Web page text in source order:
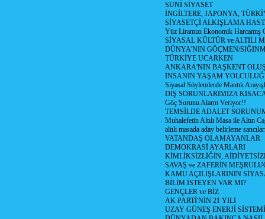
SUNİ SİYASET
İNGİLTERE, JAPONYA,
SİYASETÇİ ALKIŞLAMA
Yüz Liramızı Ekonomik Harcamış
SİYASAL KÜLTÜR ve ALTILI
DÜNYA'NIN GÖÇMEN/
TÜRKİYE UCARKEN
ANKARA'NIN BAŞKENT
İNSANIN YAŞAM
Siyasal Söylemlerde Mantık
DIŞ SORUNLARIMIZA
Göç Sorunu Alarm Veriyor!!
TEMSİLDE ADALET
Muhalefetin Altılı Masa ile Altın
altılı masada aday belirleme
VATANDAŞ OLAMAYANLAR
DEMOKRASİ AYARLARI
KİMLİKSİZLİĞİN,
SAVAŞ ve ZAFERİN
KAMU AÇILIŞLARININ
BİLİM İSTEYEN VAR MI?
GENÇLER ve BİZ
AK PARTİ'NİN 21 YILI
UZAY GÜNEŞ ENERJİ SİSTEMİ